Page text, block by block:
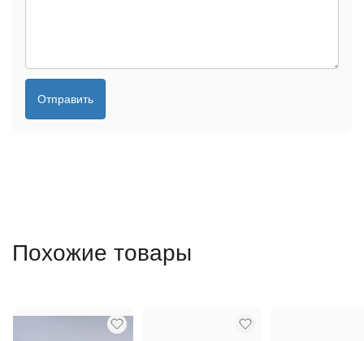
Отправить
Похожие товары